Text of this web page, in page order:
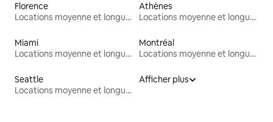
Florence
Locations moyenne et longue durée
Athènes
Locations moyenne et longue durée
Miami
Locations moyenne et longue durée
Montréal
Locations moyenne et longue durée
Seattle
Locations moyenne et longue durée
Afficher plus